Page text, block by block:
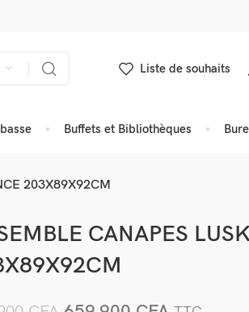
Liste de souhaits
Buffets et Bibliothèques
203X89X92CM
CANAPES